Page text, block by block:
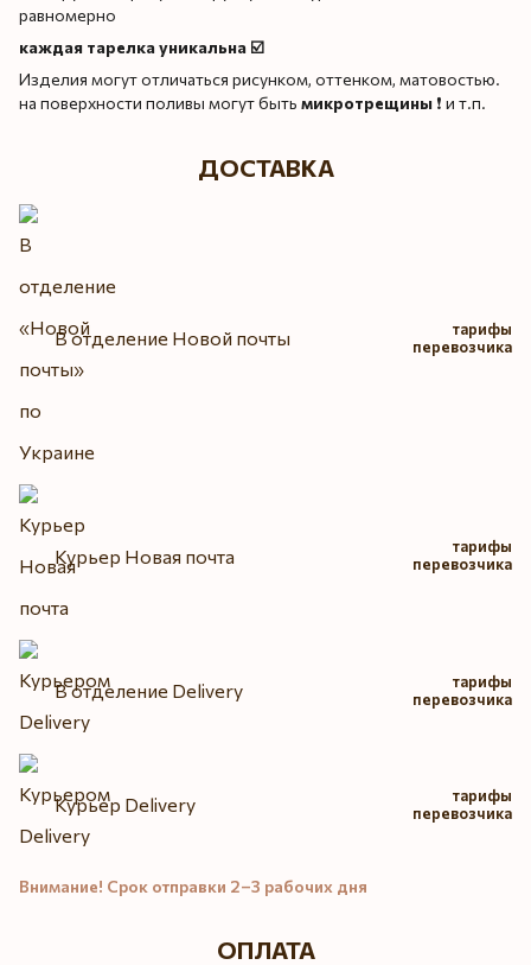
равномерно
каждая тарелка уникальна ☑️
Изделия могут отличаться рисунком, оттенком, матовостью.
на поверхности поливы могут быть микротрещины ❗️ и т.п.
ДОСТАВКА
В отделение Новой почты
тарифы
перевозчика
Курьер Новая почта
тарифы
перевозчика
В отделение Delivery
тарифы
перевозчика
Курьер Delivery
тарифы
перевозчика
Внимание! Срок отправки 2–3 рабочих дня
ОПЛАТА